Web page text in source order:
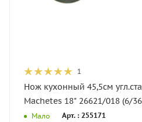
1
Нож кухонный 45,5см
Machetes 18" 26621/018 (6/
Мало Арт. : 255171